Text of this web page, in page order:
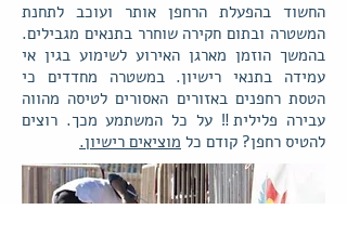
החשוד בהפעלת הרחפן אותר ועוכב לתחנת
המשטרה ובתום חקירה שוחרר בתנאים מגבילים.
בהמשך הוזמן מארגן האירוע לשימוע בגין אי
עמידה בתנאי רישיון. במשטרה מחדדים כי
הטסת רחפנים באזורים האסורים לטיסה מהווה
עבירה פלילית‼ על כל המשתמע מכך. רוצים
להטיס רחפן? קודם כל מוציאים רישיון.